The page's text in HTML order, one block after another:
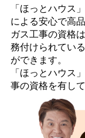
「ほっとハウス
による安心で高
ガス工事の資格
務付けられてい
ができます。
「ほっとハウス
事の資格を有し